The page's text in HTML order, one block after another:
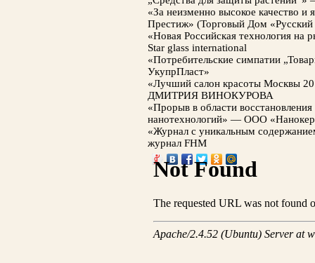
«За неизменно высокое качество
Престиж» (Торговый Дом
«Новая Российская технология на
Star glass international
«Потребительские симпатии
УкупрПласт»
«Лучший салон красоты Москвы
ДМИТРИЯ ВИНОКУРОВА
«Прорыв в области
нанотехнологий» — ООО
«Журнал с уникальным
журнал FHM